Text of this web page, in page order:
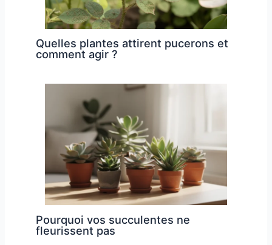
Quelles plantes attirent pucerons et
comment agir ?
Pourquoi vos succulentes ne
fleurissent pas